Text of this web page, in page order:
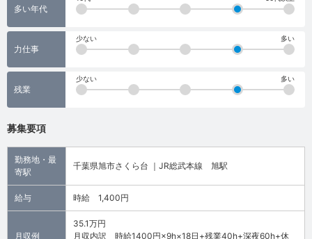
多い年代
力仕事
少ない 多い
残業
少ない 多い
募集要項
勤務地・最
寄駅
千葉県旭市さくら台 ｜JR総武本線 旭駅
給与 時給 1,400円
月収例
35.1万円
月収内訳 時給1400円×9h×18日+残業40h+深夜60h+休